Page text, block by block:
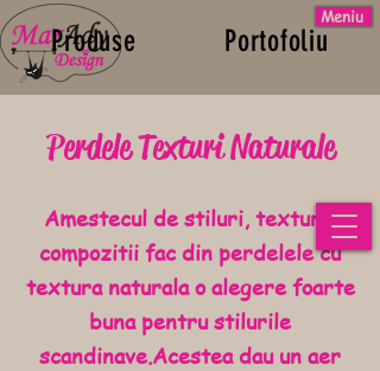
Meniu
L-V 10:00-18:00
S 10:00-14:00
Produse Portofoliu
Perdele Texturi Naturale
Amestecul de stiluri, texturi si
compozitii fac din perdelele cu
textura naturala o alegere foarte
buna pentru stilurile
scandinave.Acestea dau un aer